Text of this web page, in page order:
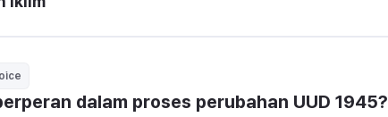
dalam proses perubahan UUD 1945?